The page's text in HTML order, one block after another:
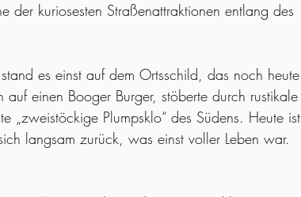
der kuriosesten Straßenattraktionen entlang des
es einst auf dem Ortsschild, das noch heute
einen Booger Burger, stöberte durch rustikale
„zweistöckige Plumpsklo“ des Südens. Heute ist
langsam zurück, was einst voller Leben war.